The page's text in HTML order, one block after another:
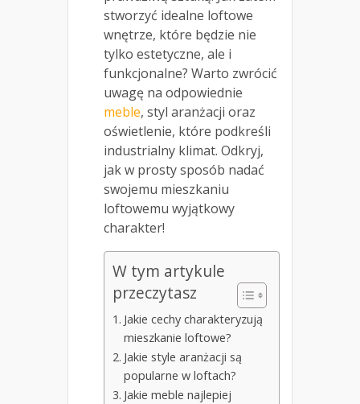
stworzyć idealne loftowe
wnętrze, które będzie nie
tylko estetyczne, ale i
funkcjonalne? Warto zwrócić
uwagę na odpowiednie
meble, styl aranżacji oraz
oświetlenie, które podkreśli
industrialny klimat. Odkryj,
jak w prosty sposób nadać
swojemu mieszkaniu
loftowemu wyjątkowy
charakter!
W tym artykule
przeczytasz
Jakie cechy charakteryzują
mieszkanie loftowe?
Jakie style aranżacji są
popularne w loftach?
Jakie meble najlepiej